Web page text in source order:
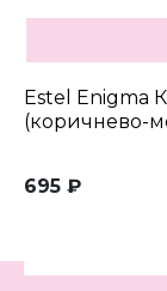
Estel Enigma
(коричнево-
695 ₽